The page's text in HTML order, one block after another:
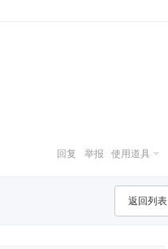
举报 使用道具
回复
返回列表